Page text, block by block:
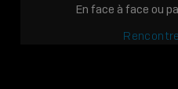
En face à face ou